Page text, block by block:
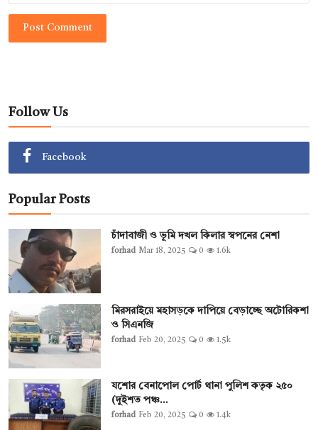
Post Comment
Follow Us
Facebook
Popular Posts
চাঁদাবাজী ও ভূমি দখল কিলার স্বপনের নেশা
forhad Mar 18, 2025 0 1.6k
মিরসরাইয়ে মহাসড়কে দাপিয়ে বেড়াচ্ছে অটোরিকশা
ও সিএনজি
forhad Feb 20, 2025 0 1.5k
যশোর বেনাপোল পোর্ট থানা পুলিশ কতৃক ২৫০
(দুইশত পঞ্চ...
forhad Feb 20, 2025 0 1.4k